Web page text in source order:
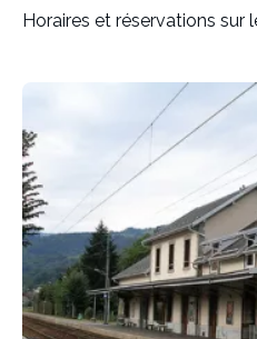
Horaires et réservations sur